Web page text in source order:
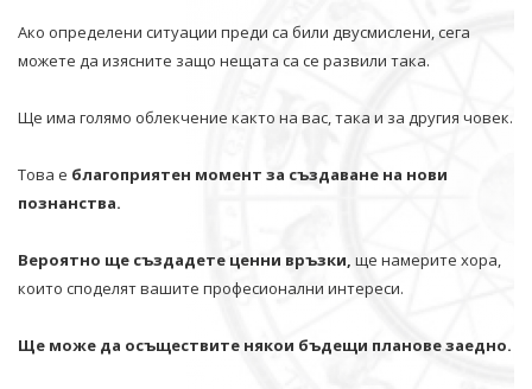
Ако определени ситуации преди са били двусмислени, сега
можете да изясните защо нещата са се развили така.
Ще има голямо облекчение както на вас, така и за другия човек.
Това е благоприятен момент за създаване на нови
познанства.
Вероятно ще създадете ценни връзки, ще намерите хора,
които споделят вашите професионални интереси.
Ще може да осъществите някои бъдещи планове заедно.